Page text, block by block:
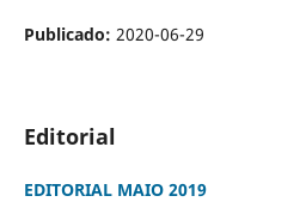
Publicado: 2020-06-29
Editorial
EDITORIAL MAIO 2019